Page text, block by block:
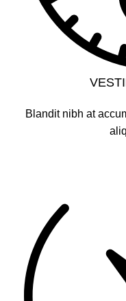
Blandit nibh at